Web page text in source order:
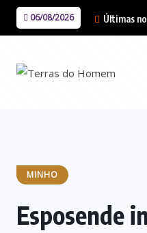
06/08/2026 Últimas
MINHO
Esposende